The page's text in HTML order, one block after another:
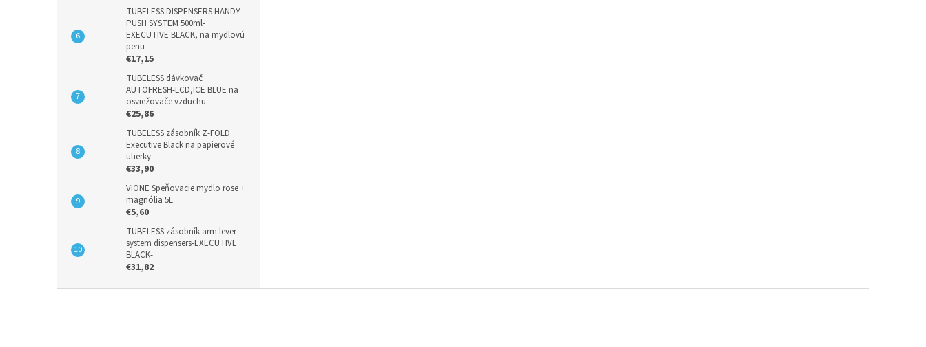
TUBELESS DISPENSERS HANDY
PUSH SYSTEM 500ml-
EXECUTIVE BLACK, na mydlovú
penu
€17,15
TUBELESS dávkovač
AUTOFRESH-LCD,ICE BLUE na
osviežovače vzduchu
€25,86
TUBELESS zásobník Z-FOLD
Executive Black na papierové
utierky
€33,90
VIONE Speňovacie mydlo rose +
magnólia 5L
€5,60
TUBELESS zásobník arm lever
system dispensers-EXECUTIVE
BLACK-
€31,82